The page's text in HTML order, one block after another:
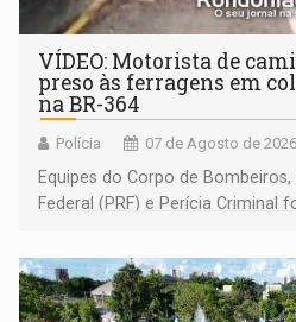
VÍDEO: Motorista de
preso às ferragens em
na BR-364
Polícia 07 de Agosto de
Equipes do Corpo de
Federal (PRF) e Perícia Criminal